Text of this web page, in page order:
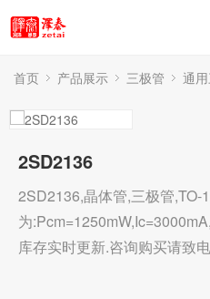
首页 产品展示 三极管 通
2SD2136
2SD2136,晶体管,三极管,TO-
为
库存实时更新.咨询购买请致